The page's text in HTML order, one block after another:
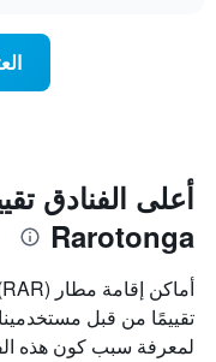
المخطط
1
محور
X
الذي
يعرض
أيام
الأسبوع.
أعلى الفنادق
Rarotonga
تقييمًا من قبل
لمعرفة سبب كون هذه